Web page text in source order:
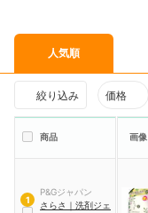
人気順
絞り込み 価格
商品 画像
1
P&Gジャパン
さらさ ｜ 洗剤ジェ